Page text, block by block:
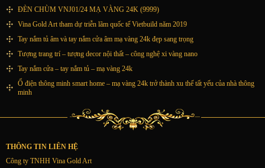
ĐÈN CHÙM VNJ01/24 MẠ VÀNG 24K (9999)
Vina Gold Art tham dự triễn lãm quốc tế Vietbuild năm 2019
Tay nắm tủ âm và tay nắm cửa âm mạ vàng 24k đẹp sang trọng
Tượng trang trí – tượng decor nội thất – công nghệ xi vàng nano
Tay nắm cửa – tay nắm tủ – mạ vàng 24k
Ổ điện thông minh smart home – mạ vàng 24k trở thành xu thế tất yếu của nhà thông
minh
THÔNG TIN LIÊN HỆ
Công ty TNHH Vina Gold Art